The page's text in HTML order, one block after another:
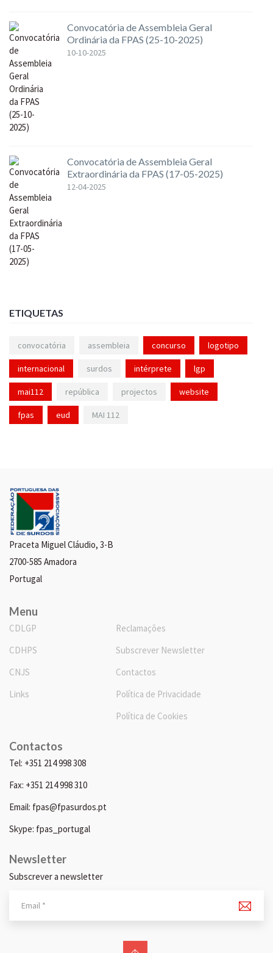
Convocatória de Assembleia Geral
Ordinária da FPAS (25-10-2025)
10-10-2025
Convocatória de Assembleia Geral
Extraordinária da FPAS (17-05-2025)
12-04-2025
ETIQUETAS
convocatória assembleia concurso logotipo
internacional surdos intérprete lgp
mai112 república projectos website
fpas eud MAI 112
Praceta Miguel Cláudio, 3-B
2700-585 Amadora
Portugal
Menu
CDLGP
CDHPS
CNJS
Links
Reclamações
Subscrever Newsletter
Contactos
Política de Privacidade
Política de Cookies
Contactos
Tel: +351 214 998 308
Fax: +351 214 998 310
Email: fpas@fpasurdos.pt
Skype: fpas_portugal
Newsletter
Subscrever a newsletter